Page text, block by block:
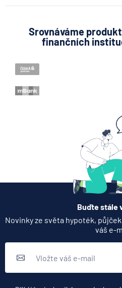
Srovnáváme
finančních
Buďte stále
Novinky ze světa hypoték,
váš e-